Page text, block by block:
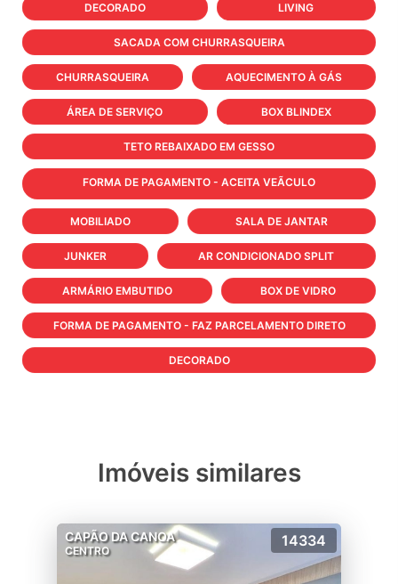
DECORADO LIVING
SACADA COM CHURRASQUEIRA
CHURRASQUEIRA AQUECIMENTO À GÁS
ÁREA DE SERVIÇO BOX BLINDEX
TETO REBAIXADO EM GESSO
FORMA DE PAGAMENTO - ACEITA VEÃCULO
MOBILIADO SALA DE JANTAR
JUNKER AR CONDICIONADO SPLIT
ARMÁRIO EMBUTIDO BOX DE VIDRO
FORMA DE PAGAMENTO - FAZ PARCELAMENTO DIRETO
DECORADO
Imóveis similares
CAPÃO DA CANOA
CENTRO
14334